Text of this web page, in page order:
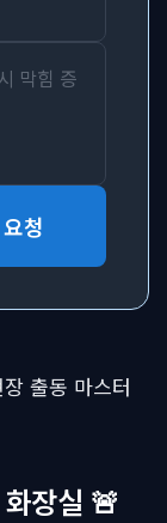
청
출동 마스터
장실 🚨